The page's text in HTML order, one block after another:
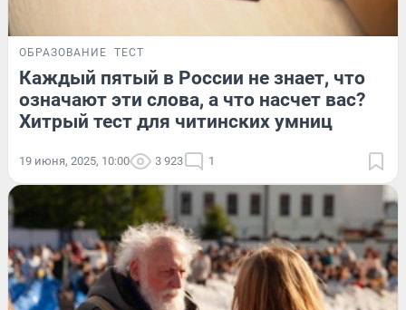
ОБРАЗОВАНИЕ ТЕСТ
Каждый пятый в России не знает, что
означают эти слова, а что насчет вас?
Хитрый тест для читинских умниц
19 июня, 2025, 10:00 3 923 1